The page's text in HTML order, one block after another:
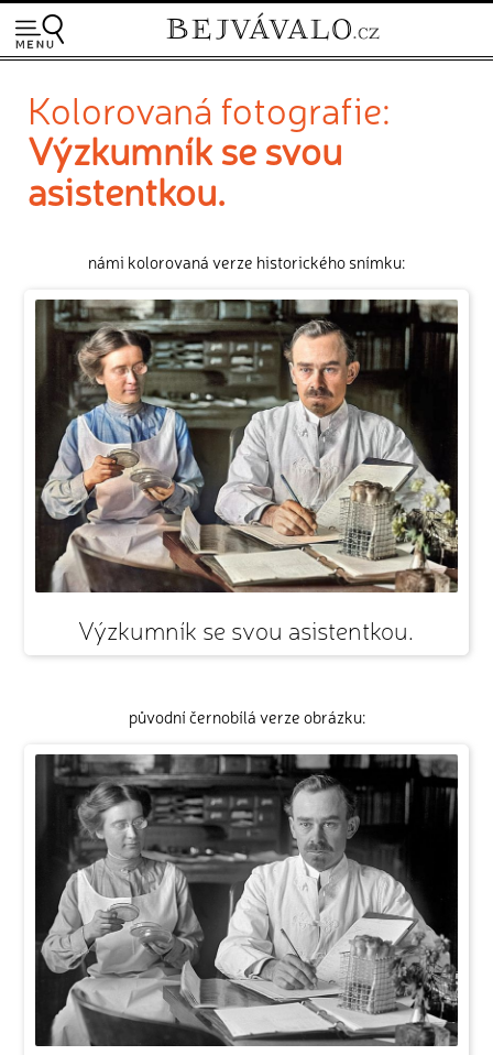
Kolorovaná fotografie:
Výzkumník se svou
asistentkou.
námi kolorovaná verze historického snímku:
Výzkumník se svou asistentkou.
původní černobílá verze obrázku: